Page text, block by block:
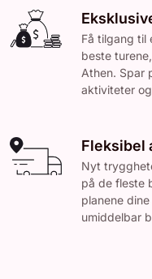
Få tilgang til
beste
Athen. Spar
aktiviteter
Fleksibel
Nyt
på de fleste
planene
umiddelbar